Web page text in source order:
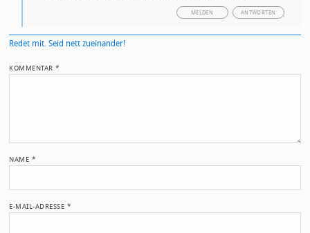
ANTWORTEN
MELDEN
Redet mit. Seid nett zueinander!
KOMMENTAR*
NAME *
E-MAIL-ADRESSE *